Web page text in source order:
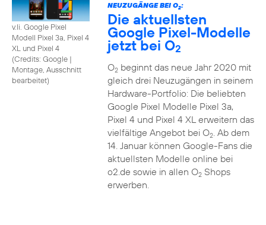
v.li. Google Pixel
Modell Pixel 3a, Pixel 4
XL und Pixel 4
(Credits: Google |
Montage, Ausschnitt
bearbeitet)
NEUZUGÄNGE BEI O2:
Die aktuellsten
Google Pixel-Modelle
jetzt bei O2
O2beginnt das neue Jahr 2020 mit
gleich drei Neuzugängen in seinem
Hardware-Portfolio: Die beliebten
Google Pixel Modelle Pixel 3a,
Pixel 4 und Pixel 4 XL erweitern das
vielfältige Angebot bei O2. Ab dem
14. Januar können Google-Fans die
aktuellsten Modelle online bei
o2.de sowie in allen O2Shops
erwerben.